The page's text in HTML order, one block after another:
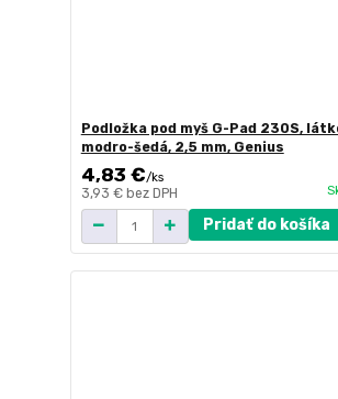
Podložka pod myš G-Pad 230S,
modro-šedá, 2,5 mm, Genius
4,83 €/ks
3,93 € bez DPH
Pridať do košíka